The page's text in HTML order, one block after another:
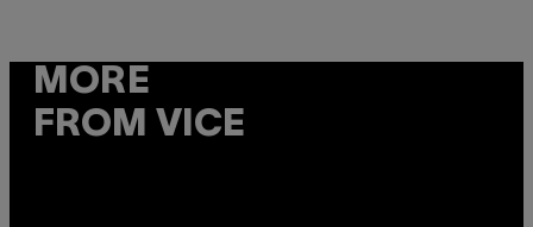
MORE
FROM VICE